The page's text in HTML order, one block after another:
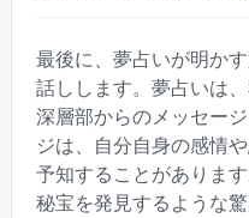
最後に、夢占いが明か
話しします。夢占いは
深層部からのメッセー
ジは、自分自身の感情
予知することがありま
秘宝を発見するような